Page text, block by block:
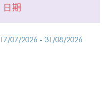
日期
17/07/2026 - 31/08/2026